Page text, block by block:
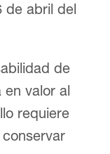
de abril del
de
en valor al
requiere